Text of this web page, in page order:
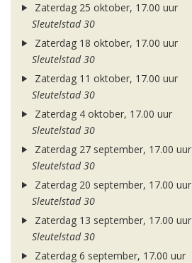
Zaterdag 25 oktober, 17.00 uur
Sleutelstad 30
Zaterdag 18 oktober, 17.00 uur
Sleutelstad 30
Zaterdag 11 oktober, 17.00 uur
Sleutelstad 30
Zaterdag 4 oktober, 17.00 uur
Sleutelstad 30
Zaterdag 27 september, 17.00 uur
Sleutelstad 30
Zaterdag 20 september, 17.00 uur
Sleutelstad 30
Zaterdag 13 september, 17.00 uur
Sleutelstad 30
Zaterdag 6 september, 17.00 uur